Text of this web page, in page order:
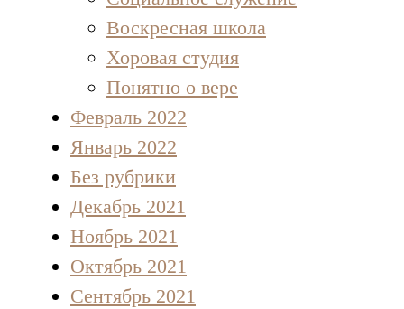
Воскресная школа
Хоровая студия
Понятно о вере
Февраль 2022
Январь 2022
Без рубрики
Декабрь 2021
Ноябрь 2021
Октябрь 2021
Сентябрь 2021